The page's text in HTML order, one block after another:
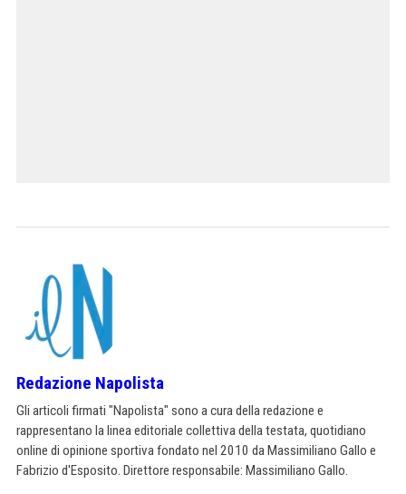
Redazione Napolista
Gli articoli firmati "Napolista" sono a cura della redazione e
rappresentano la linea editoriale collettiva della testata, quotidiano
online di opinione sportiva fondato nel 2010 da Massimiliano Gallo e
Fabrizio d'Esposito. Direttore responsabile: Massimiliano Gallo.